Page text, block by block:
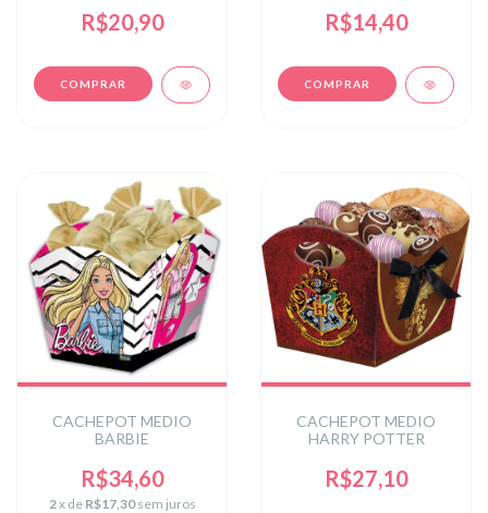
R$20,90 R$14,40
CACHEPOT MEDIO
BARBIE
R$34,60
2x de R$17,30 sem juros
CACHEPOT MEDIO
HARRY POTTER
R$27,10